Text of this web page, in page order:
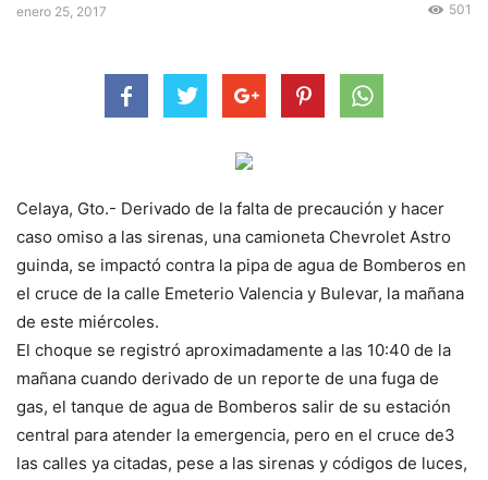
enero 25, 2017 501
Celaya, Gto.- Derivado de la falta de precaución y hacer
caso omiso a las sirenas, una camioneta Chevrolet Astro
guinda, se impactó contra la pipa de agua de Bomberos en
el cruce de la calle Emeterio Valencia y Bulevar, la mañana
de este miércoles.
El choque se registró aproximadamente a las 10:40 de la
mañana cuando derivado de un reporte de una fuga de
gas, el tanque de agua de Bomberos salir de su estación
central para atender la emergencia, pero en el cruce de3
las calles ya citadas, pese a las sirenas y códigos de luces,